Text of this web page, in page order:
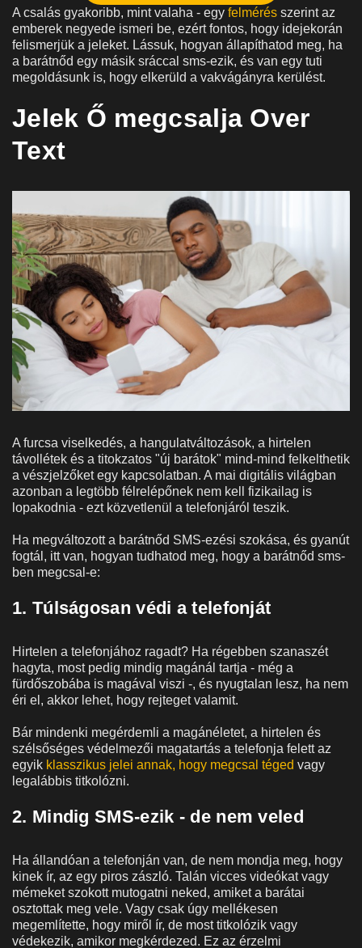
A csalás gyakoribb, mint valaha - egy felmérés szerint az
emberek negyede ismeri be, ezért fontos, hogy idejekorán
felismerjük a jeleket. Lássuk, hogyan állapíthatod meg, ha
a barátnőd egy másik sráccal sms-ezik, és van egy tuti
megoldásunk is, hogy elkerüld a vakvágányra kerülést.
Jelek Ő megcsalja Over
Text
A furcsa viselkedés, a hangulatváltozások, a hirtelen
távollétek és a titokzatos "új barátok" mind-mind felkelthetik
a vészjelzőket egy kapcsolatban. A mai digitális világban
azonban a legtöbb félrelépőnek nem kell fizikailag is
lopakodnia - ezt közvetlenül a telefonjáról teszik.
Ha megváltozott a barátnőd SMS-ezési szokása, és gyanút
fogtál, itt van, hogyan tudhatod meg, hogy a barátnőd sms-
ben megcsal-e:
1. Túlságosan védi a telefonját
Hirtelen a telefonjához ragadt? Ha régebben szanaszét
hagyta, most pedig mindig magánál tartja - még a
fürdőszobába is magával viszi -, és nyugtalan lesz, ha nem
éri el, akkor lehet, hogy rejteget valamit.
Bár mindenki megérdemli a magánéletet, a hirtelen és
szélsőséges védelmezői magatartás a telefonja felett az
egyik klasszikus jelei annak, hogy megcsal téged vagy
legalábbis titkolózni.
2. Mindig SMS-ezik - de nem veled
Ha állandóan a telefonján van, de nem mondja meg, hogy
kinek ír, az egy piros zászló. Talán vicces videókat vagy
mémeket szokott mutogatni neked, amiket a barátai
osztottak meg vele. Vagy csak úgy mellékesen
megemlítette, hogy miről ír, de most titkolózik vagy
védekezik, amikor megkérdezed. Ez az érzelmi